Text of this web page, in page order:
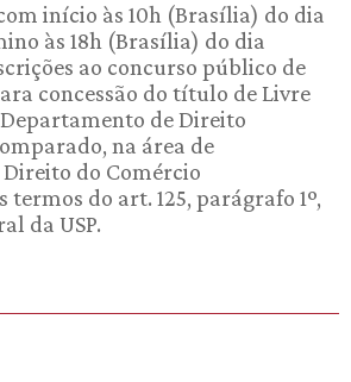
início às 10h (Brasília) do dia
às 18h (Brasília) do dia
ao concurso público de
concessão do título de Livre
de Direito
na área de
do Comércio
do art. 125, parágrafo 1º,
da USP.